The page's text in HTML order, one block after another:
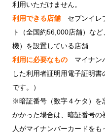
利用いただけません。
利用できる店舗 セブンイレ
ト（全国約56,000店舗）な
機）を設置している店舗
利用に必要なもの マイナン
した利用者証明用電子証明
です。）
※暗証番号（数字４ケタ）を
かかった場合は、暗証番号
人がマイナンバーカードをも